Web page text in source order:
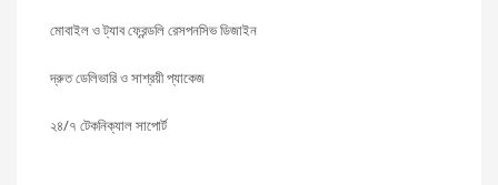
মোবাইল ও ট্যাব ফ্রেন্ডলি রেসপনসিভ ডিজাইন
দ্রুত ডেলিভারি ও সাশ্রয়ী প্যাকেজ
২৪/৭ টেকনিক্যাল সাপোর্ট